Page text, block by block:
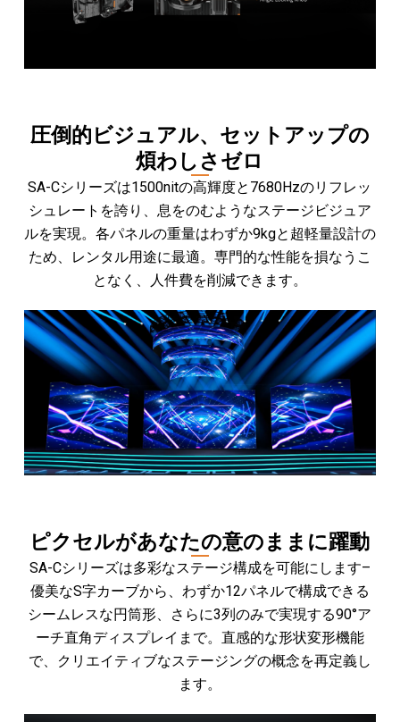
圧倒的ビジュアル、セットアップの
煩わしさゼロ
SA-Cシリーズは1500nitの高輝度と7680Hzのリフレッ
シュレートを誇り、息をのむようなステージビジュア
ルを実現。各パネルの重量はわずか9kgと超軽量設計の
ため、レンタル用途に最適。専門的な性能を損なうこ
となく、人件費を削減できます。
ピクセルがあなたの意のままに躍動
SA-Cシリーズは多彩なステージ構成を可能にします–
優美なS字カーブから、わずか12パネルで構成できる
シームレスな円筒形、さらに3列のみで実現する90°ア
ーチ直角ディスプレイまで。直感的な形状変形機能
で、クリエイティブなステージングの概念を再定義し
ます。